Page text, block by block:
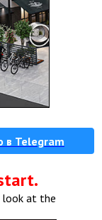
в Telegram
look at the